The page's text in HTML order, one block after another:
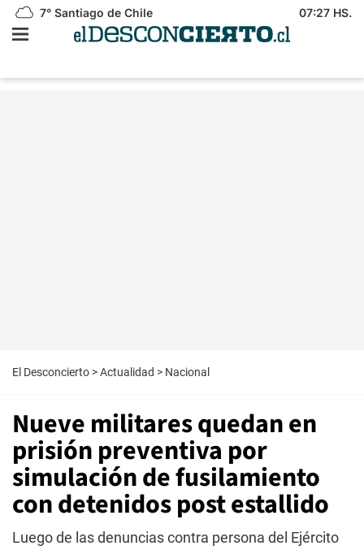
7° Santiago de Chile 07:27 HS.
El Desconcierto >Actualidad > Nacional
Nueve militares quedan en
prisión preventiva por
simulación de fusilamiento
con detenidos post estallido
Luego de las denuncias contra persona del Ejército